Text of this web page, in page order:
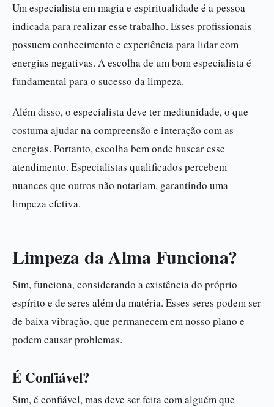
Um especialista em magia e espiritualidade é a pessoa
indicada para realizar esse trabalho. Esses profissionais
possuem conhecimento e experiência para lidar com
energias negativas. A escolha de um bom especialista é
fundamental para o sucesso da limpeza.
Além disso, o especialista deve ter mediunidade, o que
costuma ajudar na compreensão e interação com as
energias. Portanto, escolha bem onde buscar esse
atendimento. Especialistas qualificados percebem
nuances que outros não notariam, garantindo uma
limpeza efetiva.
Limpeza da Alma Funciona?
Sim, funciona, considerando a existência do próprio
espírito e de seres além da matéria. Esses seres podem ser
de baixa vibração, que permanecem em nosso plano e
podem causar problemas.
É Confiável?
Sim, é confiável, mas deve ser feita com alguém que